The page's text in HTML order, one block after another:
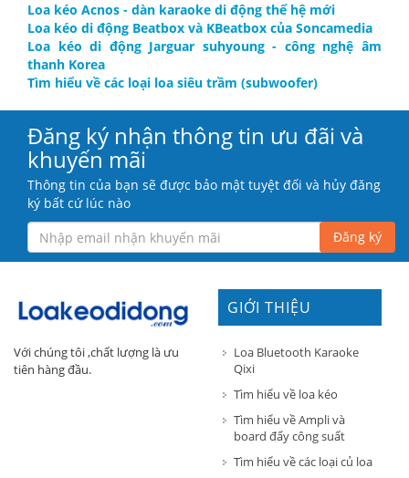
Loa kéo Acnos - dàn karaoke di động thế hệ mới
Loa kéo di động Beatbox và KBeatbox của Soncamedia
Loa kéo di động Jarguar suhyoung - công nghệ âm
thanh Korea
Tìm hiểu về các loại loa siêu trầm (subwoofer)
Đăng ký nhận thông tin ưu đãi và
khuyến mãi
Thông tin của bạn sẽ được bảo mật tuyệt đối và hủy đăng
ký bất cứ lúc nào
Đăng ký
Với chúng tôi ,chất lượng là ưu
tiên hàng đầu.
GIỚI THIỆU
Loa Bluetooth Karaoke
Qixi
Tìm hiểu về loa kéo
Tìm hiểu về Ampli và
board đẩy công suất
Tìm hiểu về các loại củ loa